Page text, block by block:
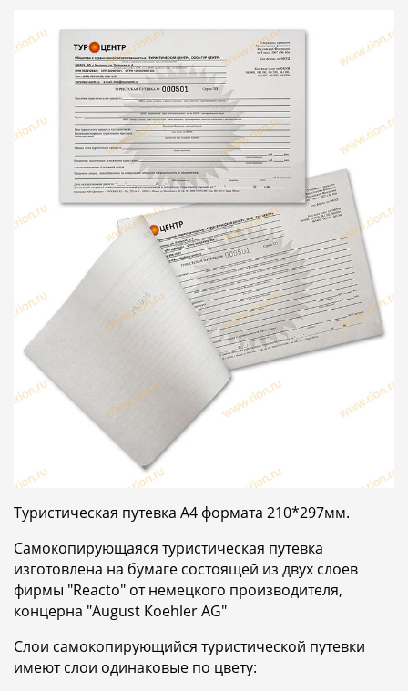
Туристическая путевка А4 формата 210*297мм.
Самокопирующаяся туристическая путевка
изготовлена на бумаге состоящей из двух слоев
фирмы "Reacto" от немецкого производителя,
концерна "August Koehler AG"
Слои самокопирующийся туристической путевки
имеют слои одинаковые по цвету: